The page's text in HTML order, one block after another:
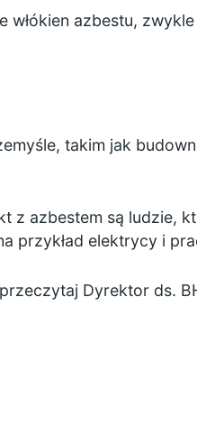
włókien azbestu,
takim jak
z azbestem są ludzie,
przykład elektrycy i
Dyrektor ds.